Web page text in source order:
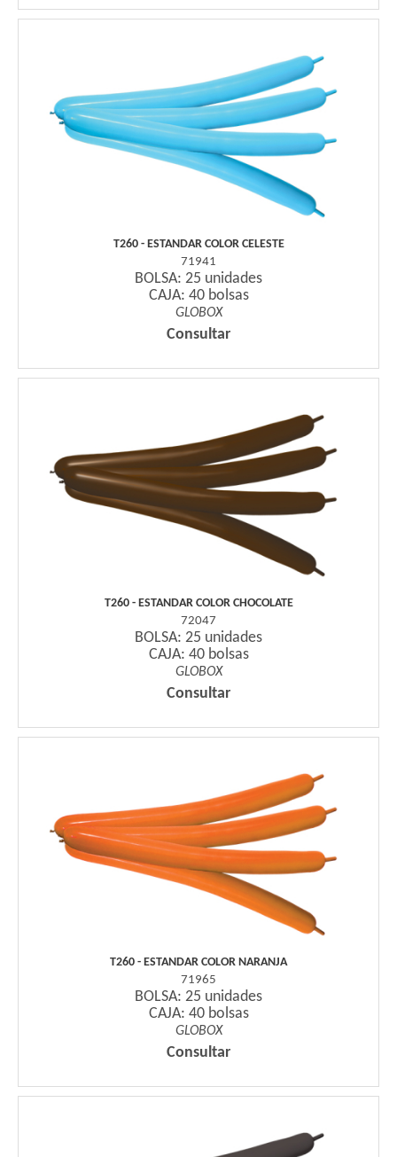
T260 - ESTANDAR COLOR CELESTE
71941
BOLSA: 25 unidades
CAJA: 40 bolsas
GLOBOX
Consultar
T260 - ESTANDAR COLOR CHOCOLATE
72047
BOLSA: 25 unidades
CAJA: 40 bolsas
GLOBOX
Consultar
T260 - ESTANDAR COLOR NARANJA
71965
BOLSA: 25 unidades
CAJA: 40 bolsas
GLOBOX
Consultar